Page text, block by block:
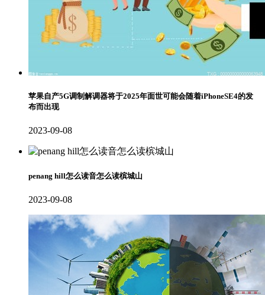
苹果自产5G调制解调器将于2025年面世可能会随着iPhoneSE4的发
布而出现
2023-09-08
penang hill怎么读音怎么读槟城山
2023-09-08